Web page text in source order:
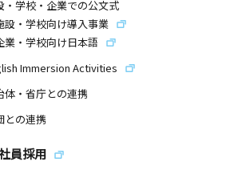
・学校・企業での公文式
設・学校向け導入事業
業・学校向け日本語
Immersion Activities
体・省庁との連携
との連携
員採用